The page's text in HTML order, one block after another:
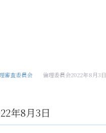
審査委員会 倫理委員会2022年8月3日
年8月3日